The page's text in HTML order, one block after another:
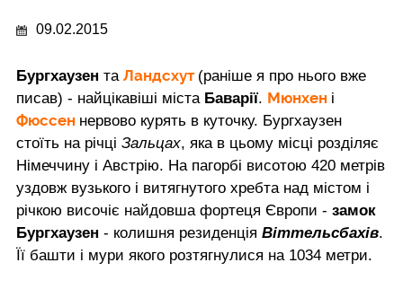
09.02.2015
Бургхаузен та Ландсхут (раніше я про нього вже
писав) - найцікавіші міста Баварії. Мюнхен і
Фюссен нервово курять в куточку. Бургхаузен
стоїть на річці Зальцах, яка в цьому місці розділяє
Німеччину і Австрію. На пагорбі висотою 420 метрів
уздовж вузького і витягнутого хребта над містом і
річкою височіє найдовша фортеця Європи - замок
Бургхаузен - колишня резиденція Віттельсбахів.
Її башти і мури якого розтягнулися на 1034 метри.